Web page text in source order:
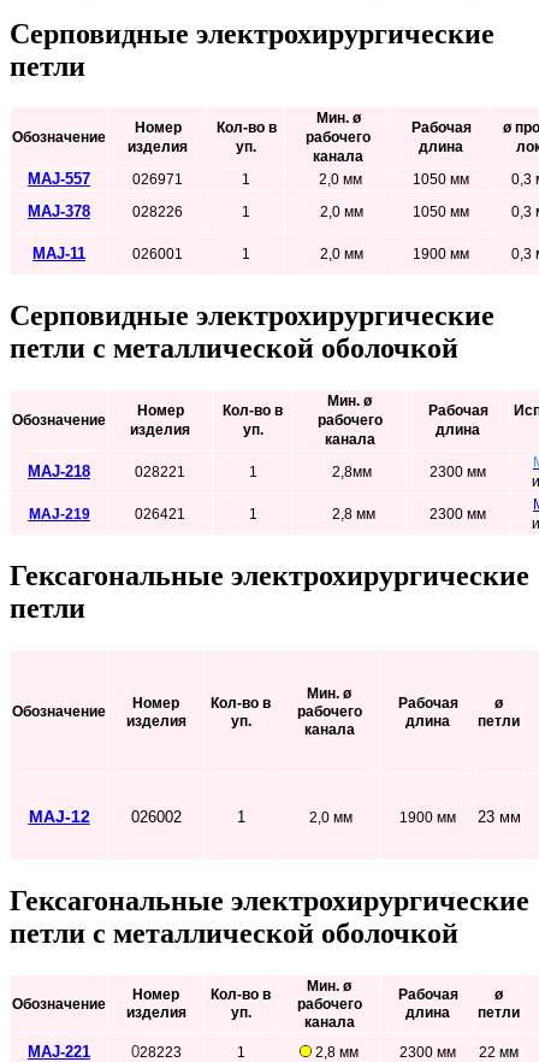
Серповидные электрохирургические
петли
Обозначение
Номер
изделия
Кол-во в
уп.
Мин. ø
рабочего
канала
Рабочая
длина
ø
MAJ-557 026971 1 2,0 мм 1050 мм 0,3
MAJ-378 028226 1 2,0 мм 1050 мм 0,3
MAJ-11 026001 1 2,0 мм 1900 мм 0,3
Серповидные электрохирургические
петли с металлической оболочкой
Обозначение
Номер
изделия
Кол-во в
уп.
Мин. ø
рабочего
канала
Рабочая
длина
MAJ-218 028221 1 2,8мм 2300 мм
MAJ-219
026421 1 2,8 мм 2300 мм
и
Гексагональные электрохирургические
петли
Обозначение
Номер
изделия
Кол-во в
уп.
Мин. ø
рабочего
канала
Рабочая
длина
ø
петли
MAJ-12 026002 1 2,0 мм 1900 мм 23 мм
Гексагональные электрохирургические
петли с металлической оболочкой
Обозначение
Номер
изделия
Кол-во в
уп.
Мин. ø
рабочего
канала
Рабочая
длина
ø
петли
MAJ-221 028223 1 2,8 мм 2300 мм 22 мм